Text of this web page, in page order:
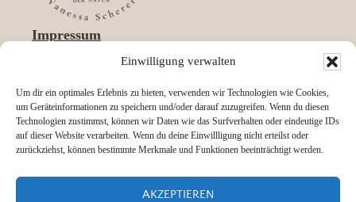
Einwilligung verwalten
Um dir ein optimales Erlebnis zu bieten, verwenden wir Technologien wie Cookies,
um Geräteinformationen zu speichern und/oder darauf zuzugreifen. Wenn du diesen
Technologien zustimmst, können wir Daten wie das Surfverhalten oder eindeutige IDs
auf dieser Website verarbeiten. Wenn du deine Einwillligung nicht erteilst oder
zurückziehst, können bestimmte Merkmale und Funktionen beeinträchtigt werden.
AKZEPTIEREN
Impressum